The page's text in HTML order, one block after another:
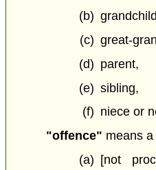
(b)
(c) great-
(d) parent,
(e) sibling,
(f) niece or
"offence" means
(a) [not